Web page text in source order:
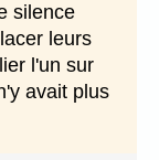
silence
leurs
l'un sur
avait plus